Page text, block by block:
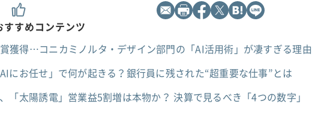
すめコンテンツ
獲得…コニカミノルタ・デザイン部門の「AI活用術」が凄すぎる理由
にお任せ」で何が起きる？銀行員に残された“超重要な仕事”とは
「太陽誘電」営業益5割増は本物か？ 決算で見るべき「4つの数字」